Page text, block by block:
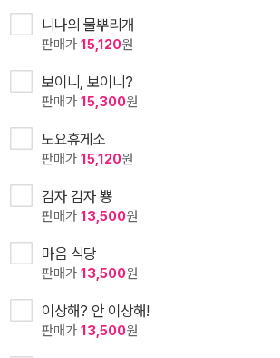
니나의 물뿌리개
판매가 15,120원
보이니, 보이니?
판매가 15,300원
도요휴게소
판매가 15,120원
감자 감자 뿅
판매가 13,500원
마음 식당
판매가 13,500원
이상해? 안 이상해!
판매가 13,500원